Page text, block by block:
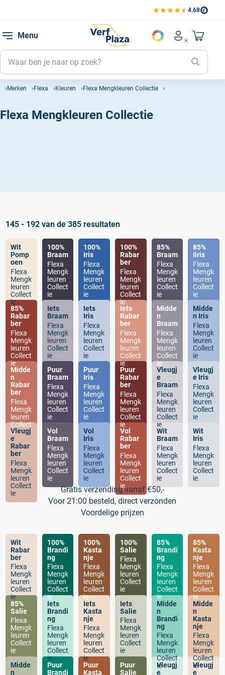
4.68
Bekijk de verfplaza
Menu
Account
Mijn
Mijn
Mijn
Naar
Merken Flexa Kleuren Flexa Mengkleuren Collectie
Flexa Mengkleuren Collectie
145 - 192 van de 385 resultaten
Wit
Pomp
oen
Flexa
Mengk
leuren
Collect
ie
100%
Braam
Flexa
Mengk
leuren
Collect
ie
100%
Iris
Flexa
Mengk
leuren
Collect
ie
100%
Rabar
ber
Flexa
Mengk
leuren
Collect
ie
85%
Braam
Flexa
Mengk
leuren
Collect
ie
85%
Iiris
Flexa
Mengk
leuren
Collect
ie
85%
Rabar
ber
Flexa
Mengk
leuren
Collect
ie
Iets
Braam
Flexa
Mengk
leuren
Collect
ie
Iets
Iris
Flexa
Mengk
leuren
Collect
ie
Iets
Rabar
ber
Flexa
Mengk
leuren
Collect
ie
Midde
n
Braam
Flexa
Mengk
leuren
Collect
ie
Midde
n Iris
Flexa
Mengk
leuren
Collect
ie
Midde
n
Rabar
ber
Flexa
Mengk
leuren
Collect
ie
Puur
Braam
Flexa
Mengk
leuren
Collect
ie
Puur
Iris
Flexa
Mengk
leuren
Collect
ie
Puur
Rabar
ber
Flexa
Mengk
leuren
Collect
ie
Vleugj
e
Braam
Flexa
Mengk
leuren
Collect
ie
Vleugj
e Iris
Flexa
Mengk
leuren
Collect
ie
Vleugj
e
Rabar
ber
Flexa
Mengk
leuren
Collect
ie
Vol
Braam
Flexa
Mengk
leuren
Collect
ie
Vol
Iris
Flexa
Mengk
leuren
Collect
ie
Vol
Rabar
ber
Flexa
Mengk
leuren
Collect
ie
Wit
Braam
Flexa
Mengk
leuren
Collect
ie
Wit
Iris
Flexa
Mengk
leuren
Collect
ie
Wit
Rabar
ber
Flexa
Mengk
leuren
Collect
ie
100%
Brandi
ng
Flexa
Mengk
leuren
Collect
ie
100%
Kasta
nje
Flexa
Mengk
leuren
Collect
ie
100%
Salie
Flexa
Mengk
leuren
Collect
ie
85%
Brandi
ng
Flexa
Mengk
leuren
Collect
ie
85%
Kasta
nje
Flexa
Mengk
leuren
Collect
ie
85%
Salie
Flexa
Mengk
leuren
Collect
ie
Iets
Brandi
ng
Flexa
Mengk
leuren
Collect
ie
Iets
Kasta
nje
Flexa
Mengk
leuren
Collect
ie
Iets
Salie
Flexa
Mengk
leuren
Collect
ie
Midde
n
Brandi
ng
Flexa
Mengk
leuren
Collect
ie
Midde
n
Kasta
nje
Flexa
Mengk
leuren
Collect
ie
Midde
n
Puur
Brandi
Puur
Kasta
Puur
Salie
Vleugj
e
Vleugj
e
Gratis verzending vanaf €50,-
Voor 21:00 besteld, direct verzonden
Voordelige prijzen